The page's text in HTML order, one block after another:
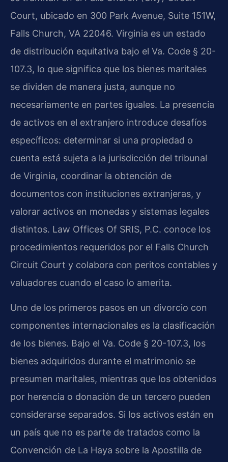
Court, ubicado en 300 Park Avenue, Suite 151W,
Falls Church, VA 22046. Virginia es un estado
de distribución equitativa bajo el Va. Code § 20-
107.3, lo que significa que los bienes maritales
se dividen de manera justa, aunque no
necesariamente en partes iguales. La presencia
de activos en el extranjero introduce desafíos
específicos: determinar si una propiedad o
cuenta está sujeta a la jurisdicción del tribunal
de Virginia, coordinar la obtención de
documentos con instituciones extranjeras, y
valorar activos en monedas y sistemas legales
distintos. Law Offices Of SRIS, P.C. conoce los
procedimientos requeridos por el Falls Church
Circuit Court y colabora con peritos contables y
valuadores cuando el caso lo amerita.
Uno de los primeros pasos en un divorcio con
componentes internacionales es la clasificación
de los bienes. Bajo el Va. Code § 20-107.3, los
bienes adquiridos durante el matrimonio se
presumen maritales, mientras que los obtenidos
por herencia o donación de un tercero pueden
considerarse separados. Si los activos están en
un país que no es parte de tratados como la
Convención de La Haya sobre la Apostilla de